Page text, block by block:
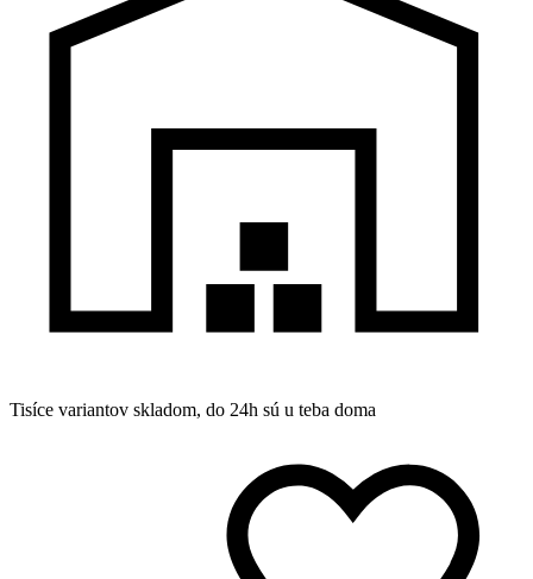
Tisíce variantov skladom, do 24h sú u teba doma